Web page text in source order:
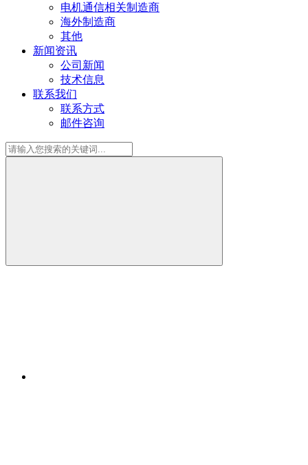
电机通信相关制造商
海外制造商
其他
新闻资讯
公司新闻
技术信息
联系我们
联系方式
邮件咨询